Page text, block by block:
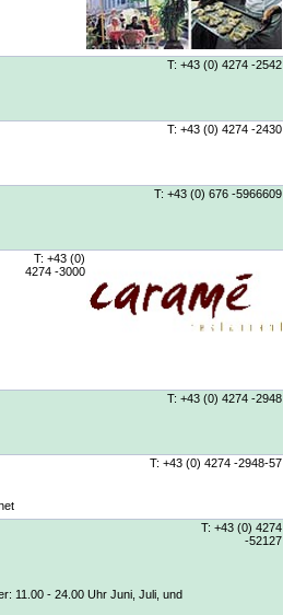
T: +43 (0) 4274 -2542
T: +43 (0) 4274 -2430
T: +43 (0) 676 -5966609
T: +43 (0)
4274 -3000
T: +43 (0) 4274 -2948
T: +43 (0) 4274 -2948-57
T: +43 (0) 4274
-52127
11.00 - 24.00 Uhr Juni, Juli, und